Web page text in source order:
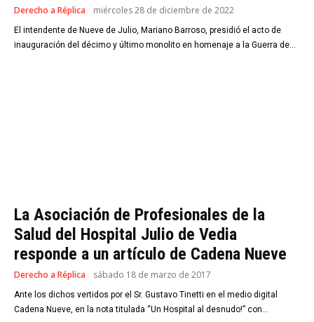
Derecho a Réplica miércoles 28 de diciembre de 2022
El intendente de Nueve de Julio, Mariano Barroso, presidió el acto de
inauguración del décimo y último monolito en homenaje a la Guerra de...
La Asociación de Profesionales de la
Salud del Hospital Julio de Vedia
responde a un artículo de Cadena Nueve
Derecho a Réplica sábado 18 de marzo de 2017
Ante los dichos vertidos por el Sr. Gustavo Tinetti en el medio digital
Cadena Nueve, en la nota titulada “Un Hospital al desnudo!” con...